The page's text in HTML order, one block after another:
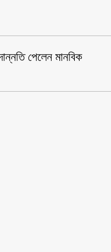
পেলেন মানবিক